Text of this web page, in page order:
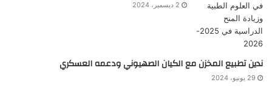
2 ديسمبر، 2024
ندين تطبيع المخزن مع الكيان الصهيوني ودعمه العسكري
29 يونيو، 2024